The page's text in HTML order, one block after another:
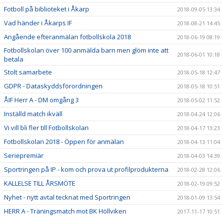
Fotboll på biblioteket i Åkarp 2018-09-05 13:34
Vad händer i Åkarps IF 2018-08-21 14:45
Angående efteranmälan fotbollskola 2018 2018-06-19 08:19
Fotbollskolan över 100 anmälda barn men glöm inte att
betala
2018-06-01 10:18
Stolt samarbete 2018-05-18 12:47
GDPR - Dataskyddsförordningen 2018-05-18 10:51
ÅIF Herr A - DM omgång 3 2018-05-02 11:52
Inställd match ikväll 2018-04-24 12:06
Vi vill bli fler till Fotbollskolan 2018-04-17 13:23
Fotbollskolan 2018 - Öppen för anmälan 2018-04-13 11:04
Seriepremiär 2018-04-03 14:39
Sportringen på IP - kom och prova ut profilprodukterna 2018-02-28 12:06
KALLELSE TILL ÅRSMÖTE 2018-02-19 09:52
Nyhet - nytt avtal tecknat med Sportringen 2018-01-09 13:54
HERR A - Träningsmatch mot BK Höllviken 2017-11-17 10:51